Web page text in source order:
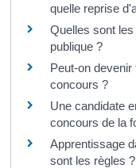
quelle reprise
Quelles sont
publique ?
Peut-on
concours ?
Une candidate
concours de la
Apprentissage
sont les règles ?